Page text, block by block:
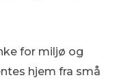
for miljø og
hjem fra små